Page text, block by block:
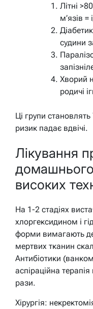
Літні
м’язів
судини
Хворий
родичі
Ці групи
ризик падає вдвічі.
Лікування
високих
На 1-2 стадіях
хлоргексидином і
форми вимагають
мертвих тканин
Антибіотики
аспіраційна
рази.
Хірургія: